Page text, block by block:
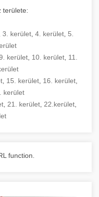
területe:
3. kerület 4. kerület 5.
kerület, 10. kerület, 11.
15. kerület 16. kerület
kerület
21. kerület 22.kerület
function.